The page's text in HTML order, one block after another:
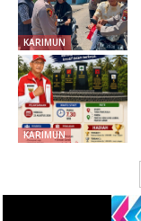
KARIMUN
KARIMUN